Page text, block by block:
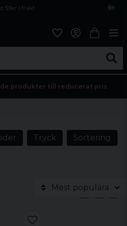
59kr i frakt
produkter till reducerat pris
Tryck Sortering
Mest populära